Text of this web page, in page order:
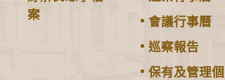
案
會議行事曆
巡察報告
保有及管理個